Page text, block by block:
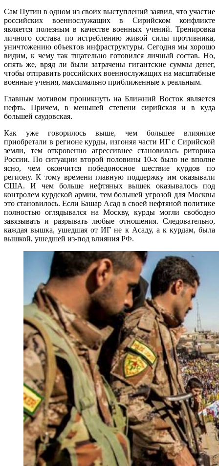
Сам Путин в одном из своих выступлений заявил, что участие
российских военнослужащих в Сирийском конфликте
является полезным в качестве военных учений. Тренировка
личного состава по истреблению живой силы противника,
уничтожению объектов инфраструктуры. Сегодня мы хорошо
видим, к чему так тщательно готовился личный состав. Но,
опять же, вряд ли были затрачены гигантские суммы денег,
чтобы отправить российских военнослужащих на масштабные
военные учения, максимально приближенные к реальным.
Главным мотивом проникнуть на Ближний Восток является
нефть. Причем, в меньшей степени сирийская и в куда
большей саудовская.
Как уже говорилось выше, чем большее влиянияе
приобретали в регионе курды, изгоняя части ИГ с Сирийской
земли, тем откровенно агрессивнее становилась риторика
России. По ситуации второй половины 10-х было не вполне
ясно, чем окончится победоносное шествие курдов по
региону. К тому времени главную поддержку им оказывали
США. И чем больше нефтяных вышек оказывалось под
контролем курдской армии, тем большей угрозой для Москвы
это становилось. Если Башар Асад в своей нефтяной политике
полностью оглядывался на Москву, курды могли свободно
завязывать и разрывать любые отношения. Следовательно,
каждая вышка, ушедшая от ИГ не к Асаду, а к курдам, была
вышкой, ушедшей из-под влияния РФ.